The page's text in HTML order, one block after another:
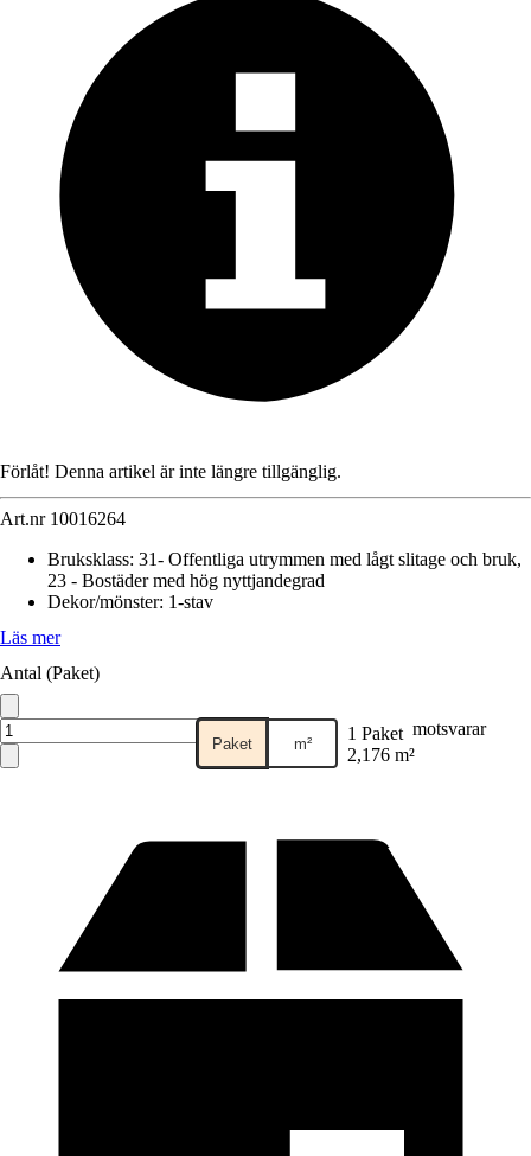
Förlåt! Denna artikel är inte längre tillgänglig.
Art.nr 10016264
Bruksklass: 31- Offentliga utrymmen med lågt slitage och bruk,
23 - Bostäder med hög nyttjandegrad
Dekor/mönster: 1-stav
Läs mer
Antal (Paket)
Paket m² 1 Paket motsvarar
2,176 m²